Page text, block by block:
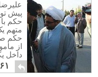
پیش
حکم
متهم
حکم
از
داخل